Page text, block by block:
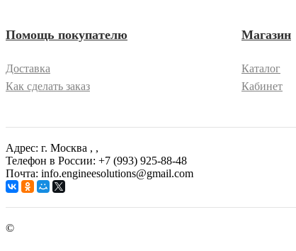
Помощь покупателю
Доставка
Как сделать заказ
Магазин
Каталог
Кабинет
Адрес: г. Москва , ,
Телефон в России: +7 (993) 925-88-48
Почта: info.engineesolutions@gmail.com
©